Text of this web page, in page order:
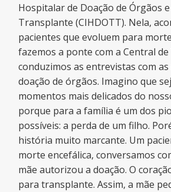
Hospitalar de Doação de Órgãos
Transplante (CIHDOTT). Nela,
pacientes que evoluem para
fazemos a ponte com a Central
conduzimos as entrevistas com
doação de órgãos. Imagino que
momentos mais delicados do
porque para a família é um dos
possíveis: a perda de um filho.
história muito marcante. Um
morte encefálica, conversamos
mãe autorizou a doação. O
para transplante. Assim, a mãe